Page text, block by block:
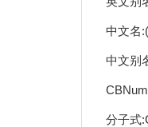
中文名
中文别
分子式